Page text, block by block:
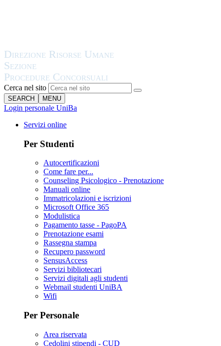
Cerca nel sito
SEARCH MENU
Login personale UniBa
Servizi online
Per Studenti
Autocertificazioni
Come fare per...
Counseling Psicologico - Prenotazione
Manuali online
Immatricolazioni e iscrizioni
Microsoft Office 365
Modulistica
Pagamento tasse - PagoPA
Prenotazione esami
Rassegna stampa
Recupero password
SensusAccess
Servizi bibliotecari
Servizi digitali agli studenti
Webmail studenti UniBA
Wifi
Per Personale
Area riservata
Cedolini stipendi - CUD